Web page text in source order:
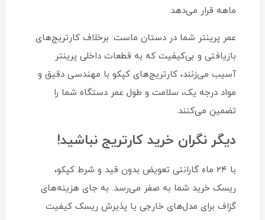
ماهه قرار می‌دهد.
عمر پرینتر شما در دستان ماست: برخلاف کارتریج‌های
بازیافتی و بی‌کیفیت که به قطعات داخلی پرینتر
آسیب می‌زنند، کارتریج‌های کپکو با مهندسی دقیق و
مواد درجه یک، سلامت و طول عمر دستگاه شما را
تضمین می‌کنند.
دیگر نگران خرید کارتریج نباشید!
با ۲۴ ماه گارانتی تعویض بدون قید و شرط کپکو،
ریسک خرید شما به صفر می‌رسد. به جای هزینه‌های
گزاف برای مدل‌های خارجی یا پذیرش ریسک کیفیت